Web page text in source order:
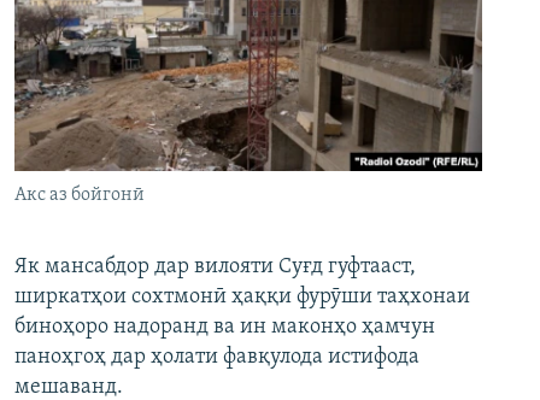
Акс аз бойгонӣ
Як мансабдор дар вилояти Суғд гуфтааст,
ширкатҳои сохтмонӣ ҳаққи фурӯши таҳхонаи
биноҳоро надоранд ва ин маконҳо ҳамчун
паноҳгоҳ дар ҳолати фавқулода истифода
мешаванд.